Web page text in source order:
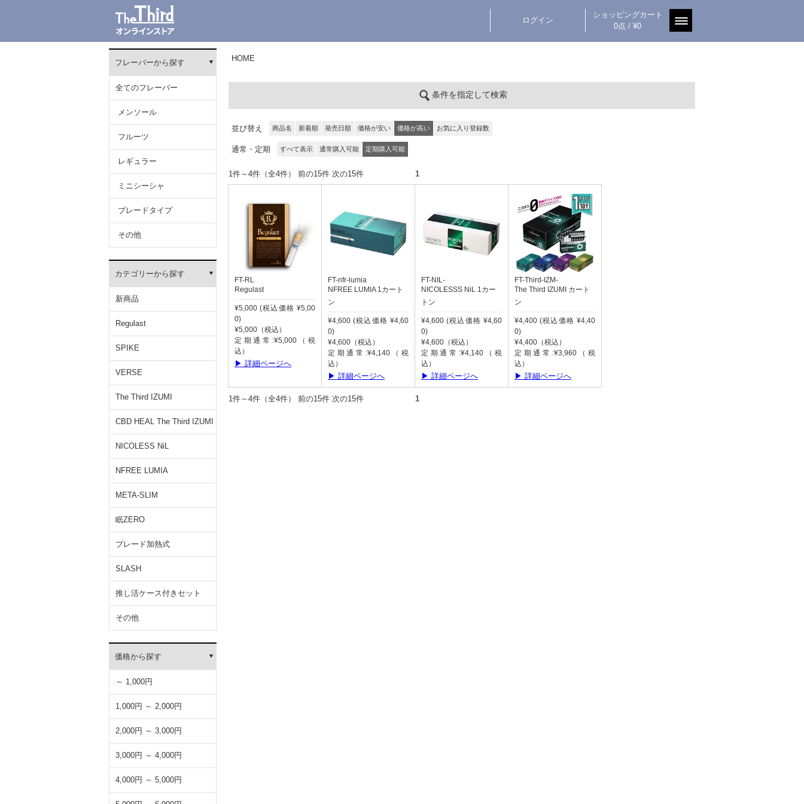
ログイン
ショッピングカート
0点 / ¥0
フレーバーから探す
全てのフレーバー
メンソール
フルーツ
レギュラー
ミニシーシャ
ブレードタイプ
その他
カテゴリーから探す
新商品
Regulast
SPIKE
VERSE
The Third IZUMI
CBD HEAL The Third IZUMI
NICOLESS NiL
NFREE LUMIA
META-SLIM
眠ZERO
ブレード加熱式
SLASH
推し活ケース付きセット
その他
価格から探す
～ 1,000円
1,000円 ～ 2,000円
2,000円 ～ 3,000円
3,000円 ～ 4,000円
4,000円 ～ 5,000円
HOME
条件を指定して検索
並び替え 商品名 新着順 発売日順 価格が安い 価格が高い お気に入り登録数
通常・定期 すべて表示 通常購入可能 定期購入可能
1件～4件（全4件） 前の15件 次の15件 1
FT-RL
Regulast
¥5,000 (税込価格 ¥5,00
0)
¥5,000（税込）
定期通常:¥5,000（税
込）
▶ 詳細ページへ
FT-nfr-lumia
NFREE LUMIA 1カート
ン
¥4,600 (税込価格 ¥4,60
0)
¥4,600（税込）
定期通常:¥4,140（税
込）
▶ 詳細ページへ
FT-NIL-
NICOLESSS NiL 1カー
トン
¥4,600 (税込価格 ¥4,60
0)
¥4,600（税込）
定期通常:¥4,140（税
込）
▶ 詳細ページへ
FT-Third-IZM-
The Third IZUMI カート
ン
¥4,400 (税込価格 ¥4,40
0)
¥4,400（税込）
定期通常:¥3,960（税
込）
▶ 詳細ページへ
1件～4件（全4件） 前の15件 次の15件 1